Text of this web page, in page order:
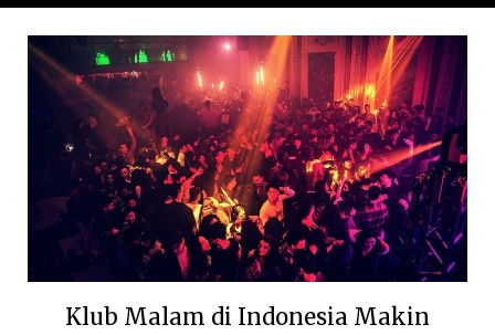
Klub Malam di Indonesia Makin